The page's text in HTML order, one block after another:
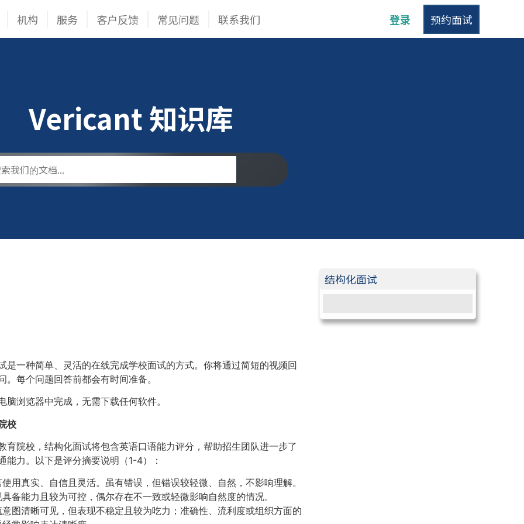
机构 服务 客户反馈 常见问题 联系我们 登录 预约面试
Vericant 知识库
是一种简单、灵活的在线完成学校面试的方式。你将通过简短的视频回
。每个问题回答前都会有时间准备。
脑浏览器中完成，无需下载任何软件。
校
育院校，结构化面试将包含英语口语能力评分，帮助招生团队进一步了
能力。以下是评分摘要说明（1-4）：
用真实、自信且灵活。虽有错误，但错误较轻微、自然，不影响理解。
备能力且较为可控，偶尔存在不一致或轻微影响自然度的情况。
意图清晰可见，但表现不稳定且较为吃力；准确性、流利度或组织方面的
结构化面试